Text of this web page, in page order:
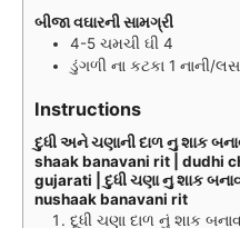
બીજા વઘારની સામગ્રી
4-5 ચમચી ઘી 4
ડુંગળી ના કટકા 1 નાની/
Instructions
દુધી અને ચણાની દાળ નુ શાક
shaak banavani rit | dudhi
gujarati | દુધી ચણા નુ શાક
nushaak banavani rit
દૂધી ચણા દાળ નું શાક